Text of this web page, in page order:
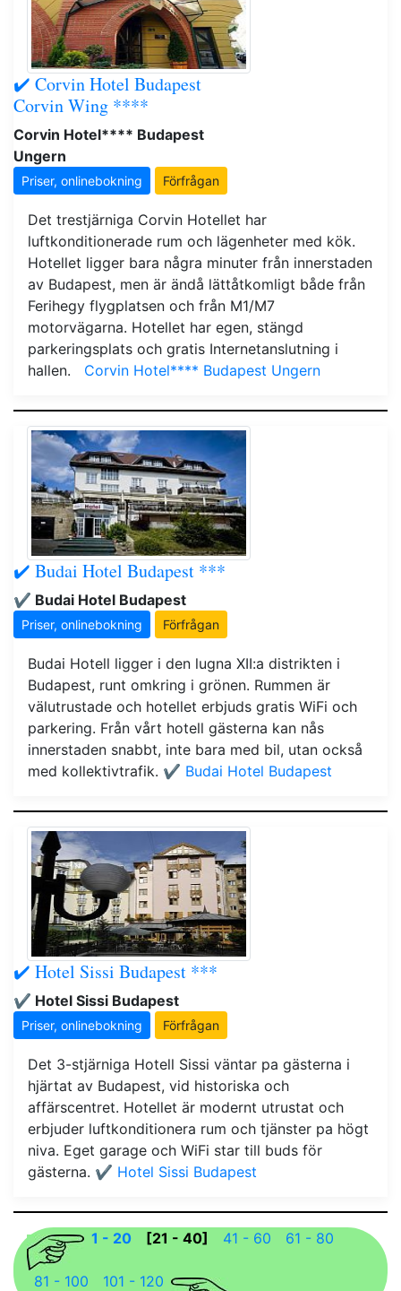
✔️ Corvin Hotel Budapest
Corvin Wing ****
Corvin Hotel**** Budapest
Ungern
Priser, onlinebokning Förfrågan
Det trestjärniga Corvin Hotellet har
luftkonditionerade rum och lägenheter med kök.
Hotellet ligger bara några minuter från innerstaden
av Budapest, men är ändå lättåtkomligt både från
Ferihegy flygplatsen och från M1/M7
motorvägarna. Hotellet har egen, stängd
parkeringsplats och gratis Internetanslutning i
hallen. Corvin Hotel**** Budapest Ungern
✔️ Budai Hotel Budapest ***
✔️ Budai Hotel Budapest
Priser, onlinebokning Förfrågan
Budai Hotell ligger i den lugna XII:a distrikten i
Budapest, runt omkring i grönen. Rummen är
välutrustade och hotellet erbjuds gratis WiFi och
parkering. Från vårt hotell gästerna kan nås
innerstaden snabbt, inte bara med bil, utan också
med kollektivtrafik. ✔️ Budai Hotel Budapest
✔️ Hotel Sissi Budapest ***
✔️ Hotel Sissi Budapest
Priser, onlinebokning Förfrågan
Det 3-stjärniga Hotell Sissi väntar pa gästerna i
hjärtat av Budapest, vid historiska och
affärscentret. Hotellet är modernt utrustat och
erbjuder luftkonditionera rum och tjänster pa högt
niva. Eget garage och WiFi star till buds för
gästerna. ✔️ Hotel Sissi Budapest
1 - 20 [21 - 40] 41 - 60 61 - 80
81 - 100 101 - 120